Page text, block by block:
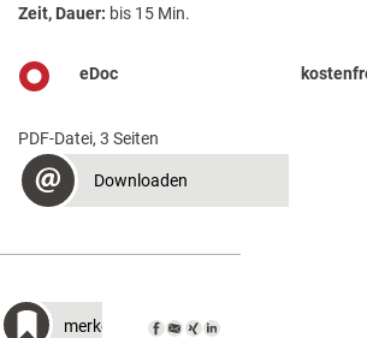
Zeit, Dauer: bis 15 Min.
eDoc
PDF-Datei, 3 Seiten
Downloaden
merken